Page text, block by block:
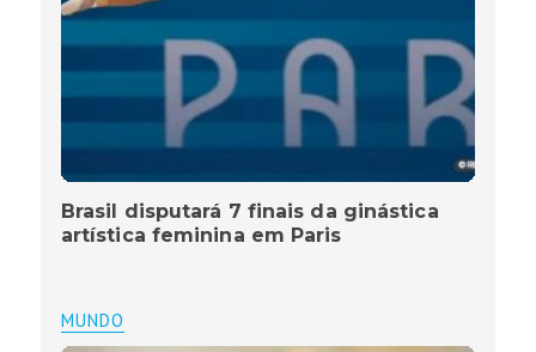
Brasil disputará 7 finais da ginástica
artística feminina em Paris
MUNDO